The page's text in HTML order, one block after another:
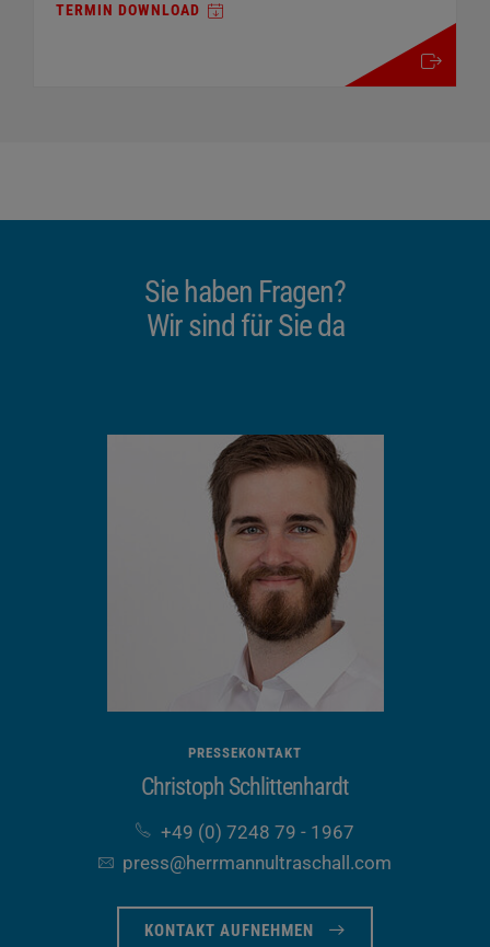
TERMIN DOWNLOAD
mehr details
Sie haben Fragen?
Wir sind für Sie da
PRESSEKONTAKT
Christoph Schlittenhardt
+49 (0) 7248 79 - 1967
press​@herrmannultraschall​.com
KONTAKT AUFNEHMEN